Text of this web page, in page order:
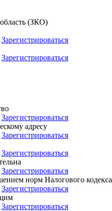
(ЗКО)
Зарегистрироваться
Зарегистрироваться
Зарегистрироваться
адресу
Зарегистрироваться
Зарегистрироваться
Зарегистрироваться
норм Налогового кодекса
Зарегистрироваться
Зарегистрироваться